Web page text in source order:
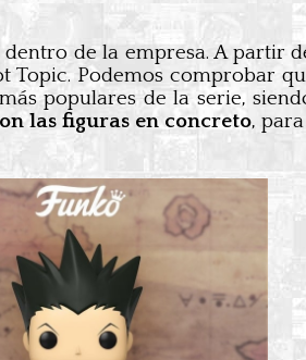
dentro de la empresa. A partir
Topic. Podemos comprobar
populares de la serie,
las figuras en concreto,